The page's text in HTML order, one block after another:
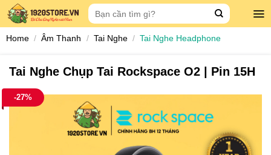
Skip
content
Search
for:
Home / Âm Thanh / Tai Nghe / Tai Nghe Headphone
Tai Nghe Chụp Tai Rockspace O2 | Pin 15H
-27%